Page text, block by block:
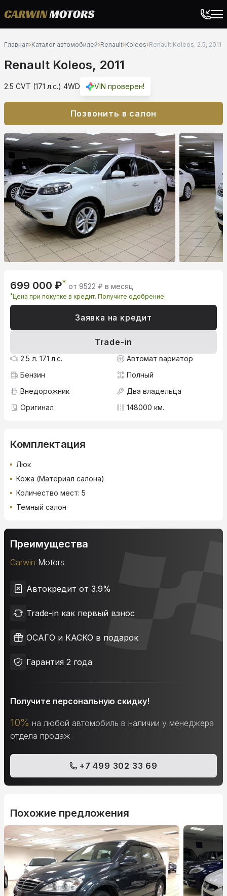
Главная›Каталог автомобилей›Renault›Koleos›Renault Koleos, 2.5, 2011
Renault Koleos, 2011
2.5 CVT (171 л.с.) 4WD VIN проверен!
Позвонить в салон
699 000 ₽* от 9522 ₽ в месяц
*Цена при покупке в кредит. Получите одобрение:
Заявка на кредит
Trade-in
2.5 л. 171 л.с.
Автомат вариатор
Бензин
Полный
Внедорожник
Два владельца
Оригинал
148000 км.
Комплектация
Люк
Кожа (Материал салона)
Количество мест: 5
Темный салон
Преимущества
Carwin Motors
Автокредит от 3.9%
Trade-in как первый взнос
ОСАГО и КАСКО в подарок
Гарантия 2 года
Получите персональную скидку!
10% на любой автомобиль в наличии у менеджера
отдела продаж
+7 499 302 33 69
Похожие предложения